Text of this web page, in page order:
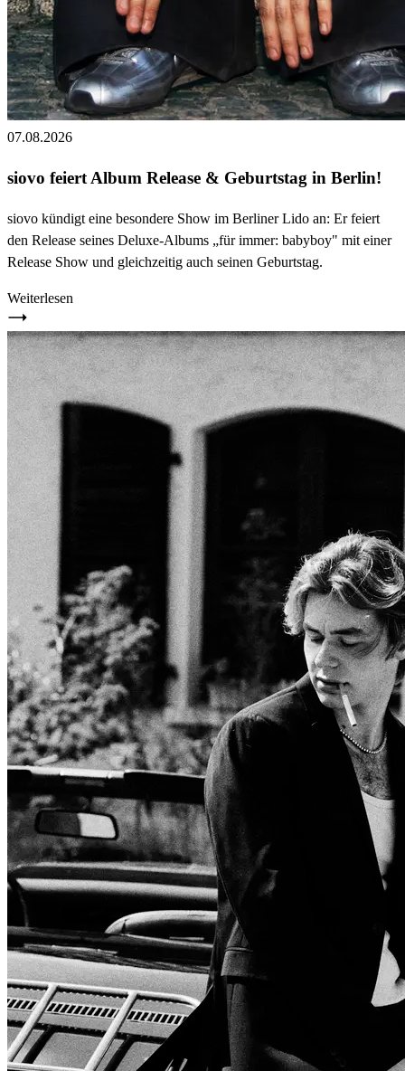
07.08.2026
siovo feiert Album Release & Geburtstag in Berlin!
siovo kündigt eine besondere Show im Berliner Lido an: Er feiert
den Release seines Deluxe-Albums „für immer: babyboy" mit einer
Release Show und gleichzeitig auch seinen Geburtstag.
Weiterlesen